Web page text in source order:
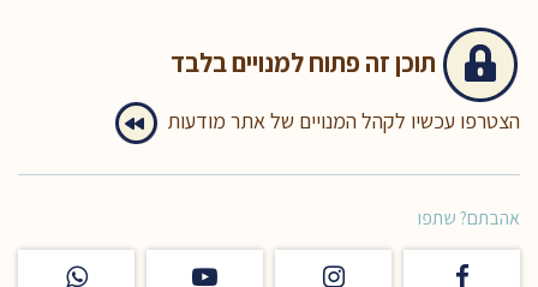
תוכן זה פתוח למנויים בלבד
הצטרפו עכשיו לקהל המנויים של אתר מודעות
אהבתם? שתפו